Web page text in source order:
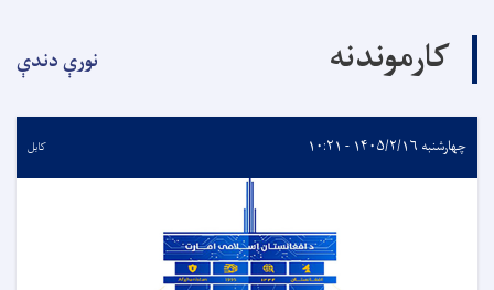
کارموندنه نورې دندې
چهارشنبه ۱۴۰۵/۲/۱۶ - ۱۰:۲۱ کابل